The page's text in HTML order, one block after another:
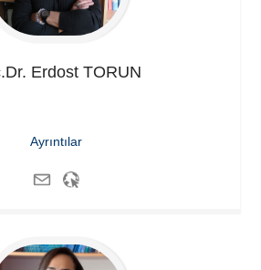
Erdost TORUN
Ayrıntılar